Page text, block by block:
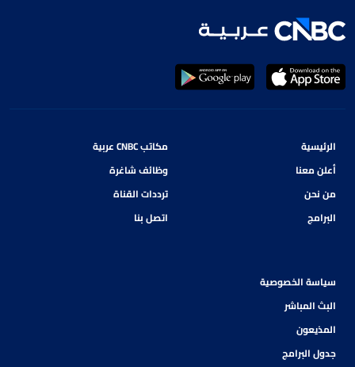
الرئيسية
أعلن معنا
من نحن
البرامج
مكاتب CNBC عربية
وظائف شاغرة
ترددات القناة
اتصل بنا
سياسة الخصوصية
البث المباشر
المذيعون
جدول البرامج